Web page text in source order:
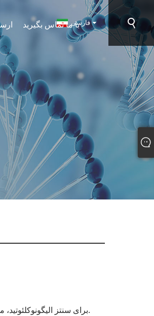
با ما تماس بگیریدفارسی
4،5-Dicyanoimidazole DCI برای سنتز الیگونوکلئوتید، متوسط ​​است.